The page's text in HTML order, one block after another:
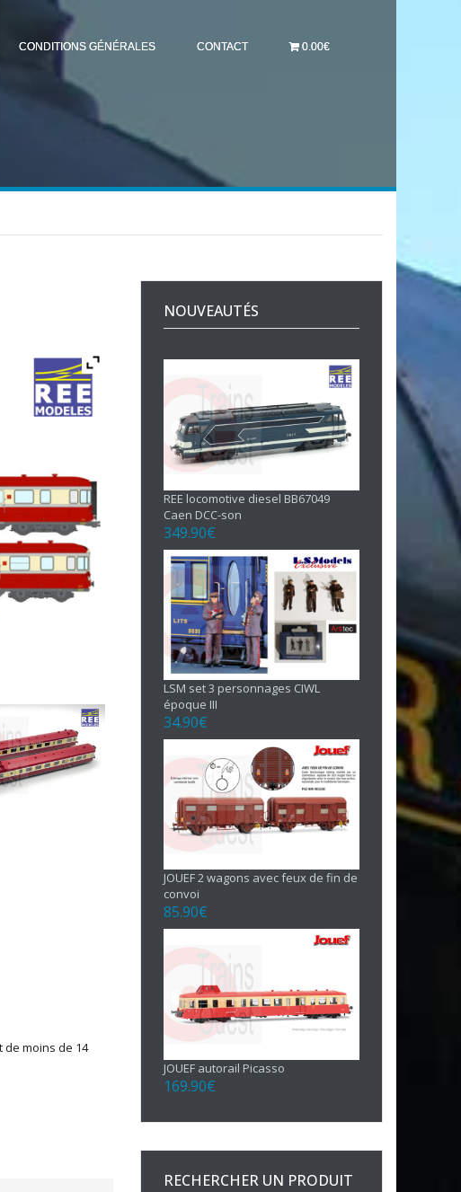
CONDITIONS GÉNÉRALES CONTACT 0.00€
moins de 14
NOUVEAUTÉS
REE locomotive diesel BB67049
Caen DCC-son
349.90€
LSM set 3 personnages CIWL
époque III
34.90€
JOUEF 2 wagons avec feux de fin de
convoi
85.90€
JOUEF autorail Picasso
169.90€
RECHERCHER UN PRODUIT